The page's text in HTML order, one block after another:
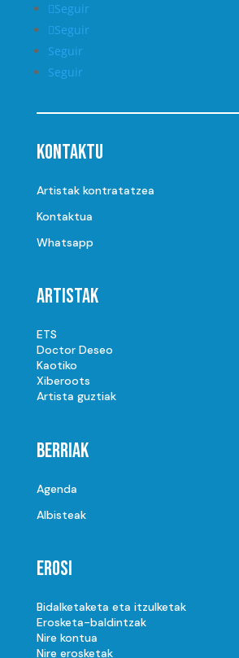
Seguir
Seguir
Seguir
Seguir
Kontaktu
Artistak kontratatzea
Kontaktua
Whatsapp
Artistak
ETS
Doctor Deseo
Kaotiko
Xiberoots
Artista guztiak
Berriak
Agenda
Albisteak
Erosi
Bidalketaketa eta itzulketak
Erosketa-baldintzak
Nire kontua
Nire erosketak